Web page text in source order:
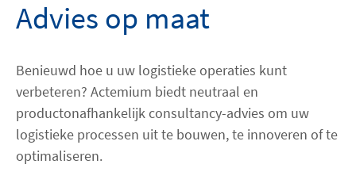
facebooklinkedin youtube
Advies op maat
Benieuwd hoe u uw logistieke operaties kunt
verbeteren? Actemium biedt neutraal en
productonafhankelijk consultancy-advies om uw
logistieke processen uit te bouwen, te innoveren of te
optimaliseren.